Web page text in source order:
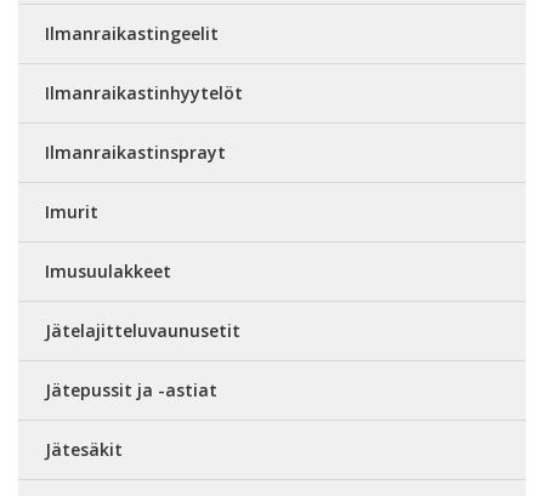
Ilmanraikastingeelit
Ilmanraikastinhyytelöt
Ilmanraikastinsprayt
Imurit
Imusuulakkeet
Jätelajitteluvaunusetit
Jätepussit ja -astiat
Jätesäkit